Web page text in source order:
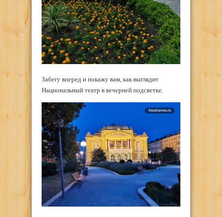
Забегу вперед и покажу вам, как выглядит
Национальный театр в вечерней подсветке.